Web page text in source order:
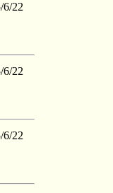
6/22
6/22
6/22